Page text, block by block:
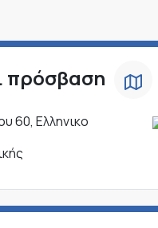
πρόσβαση
60, Ελληνικο